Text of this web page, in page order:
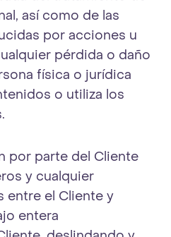
así como de las
por acciones u
pérdida o daño
física o jurídica
o utiliza los
por parte del Cliente
y cualquier
entre el Cliente y
entera